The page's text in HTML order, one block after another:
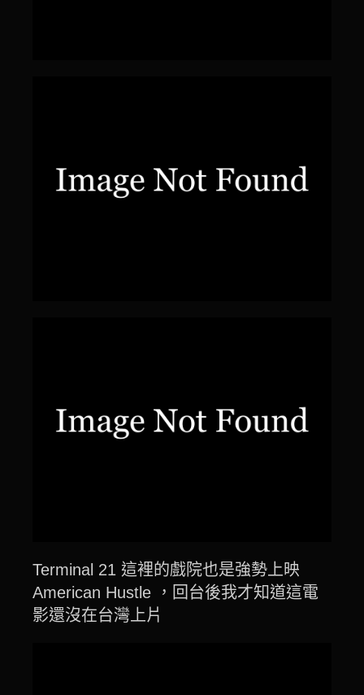
Terminal 21 這裡的戲院也是強勢上映
American Hustle ，回台後我才知道這電
影還沒在台灣上片